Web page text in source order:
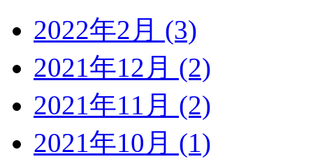
2022年2月 (3)
2021年12月 (2)
2021年11月 (2)
2021年10月 (1)